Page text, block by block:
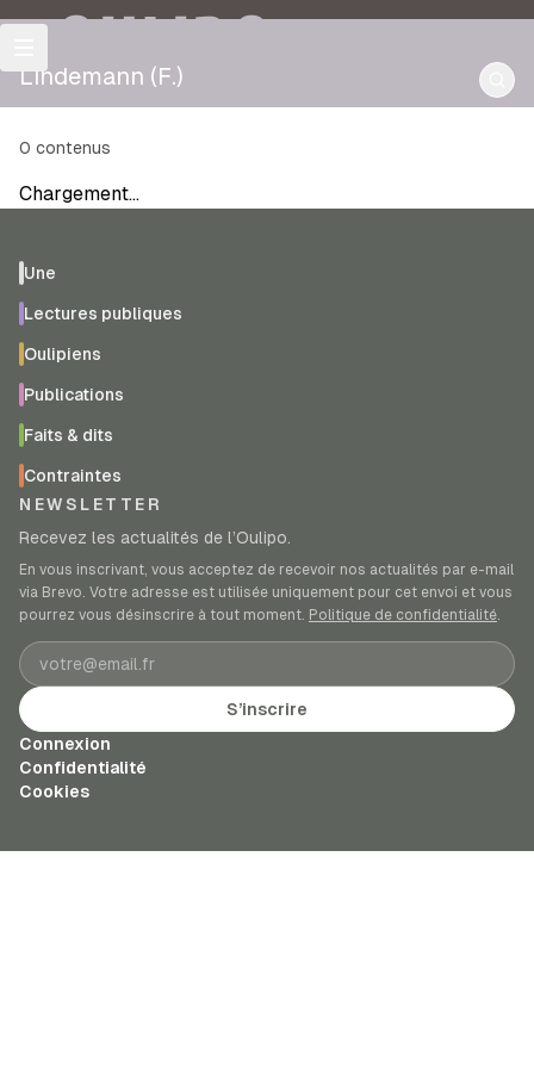
OULIPO
Lindemann (F.)
0 contenus
Chargement…
Une
Lectures publiques
Oulipiens
Publications
Faits & dits
Contraintes
NEWSLETTER
Recevez les actualités de l’Oulipo.
En vous inscrivant, vous acceptez de recevoir nos actualités par e-mail
via Brevo. Votre adresse est utilisée uniquement pour cet envoi et vous
pourrez vous désinscrire à tout moment. Politique de confidentialité.
Adresse e-mail
S’inscrire
Connexion
Confidentialité
Cookies